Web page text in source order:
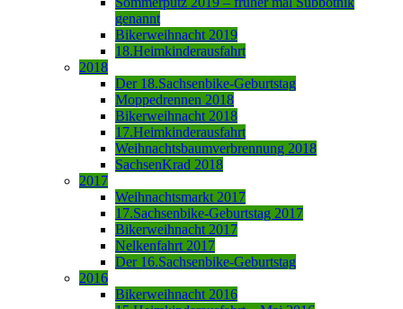
genannt
Bikerweihnacht 2019
18.Heimkinderausfahrt
2018
Der 18.Sachsenbike-Geburtstag
Moppedrennen 2018
Bikerweihnacht 2018
17.Heimkinderausfahrt
Weihnachtsbaumverbrennung 2018
SachsenKrad 2018
2017
Weihnachtsmarkt 2017
17.Sachsenbike-Geburtstag 2017
Bikerweihnacht 2017
Nelkenfahrt 2017
Der 16.Sachsenbike-Geburtstag
2016
Bikerweihnacht 2016